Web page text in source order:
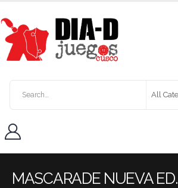
MASCARADE NUEVA ED.